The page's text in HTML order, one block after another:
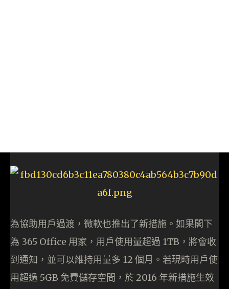
為協助用戶過渡，微軟也推出了新措施。如果閣下
為 365 Office 用家，用戶使用量超過 1TB，將會收
到通知，並可以維持用量多 12 個月。若現時用戶使
用超過 5GB 免費儲存空間，於 2016 年新措施生效